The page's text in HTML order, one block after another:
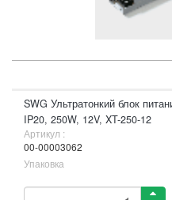
SWG Ультратонкий блок
IP20, 250W, 12V, XT-250-12
Артикул :
00-00003062
Упаковка